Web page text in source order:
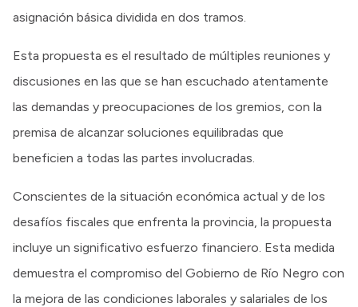
asignación básica dividida en dos tramos.
Esta propuesta es el resultado de múltiples reuniones y
discusiones en las que se han escuchado atentamente
las demandas y preocupaciones de los gremios, con la
premisa de alcanzar soluciones equilibradas que
beneficien a todas las partes involucradas.
Conscientes de la situación económica actual y de los
desafíos fiscales que enfrenta la provincia, la propuesta
incluye un significativo esfuerzo financiero. Esta medida
demuestra el compromiso del Gobierno de Río Negro con
la mejora de las condiciones laborales y salariales de los